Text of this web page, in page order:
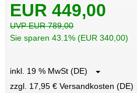
EUR 449,00
UVP EUR 789,00
Sie sparen 43.1% (EUR 340,00)
inkl. 19 % MwSt (DE)
zzgl. 17,95 € Versandkosten (DE)